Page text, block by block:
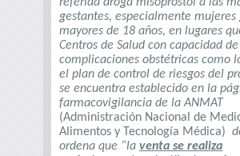
gestantes, especialmente mujeres
mayores de 18 años, en lugares
Centros de Salud con capacidad
complicaciones obstétricas como
el plan de control de riesgos del
se encuentra establecido en la
farmacovigilancia de la ANMAT
(Administración Nacional de
Alimentos y Tecnología Médica)
ordena que “la venta se realiza